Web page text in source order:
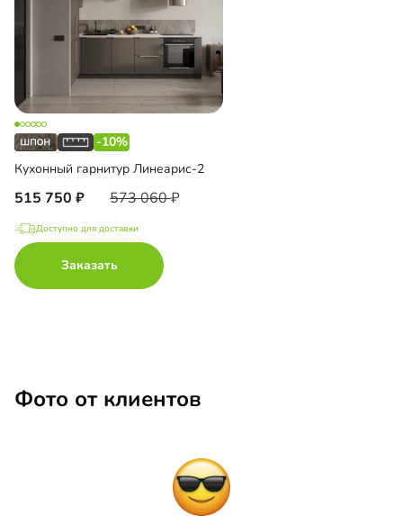
-10%
Кухонный гарнитур Линеарис-2
515 750 573 060
Доступно для доставки
Заказать
Фото от клиентов